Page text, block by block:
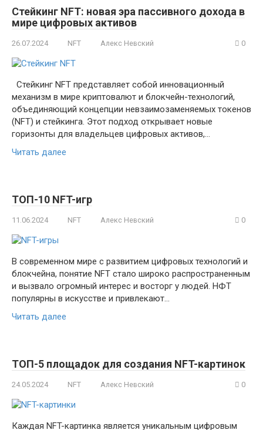
Стейкинг NFT: новая эра пассивного дохода в
мире цифровых активов
26.07.2024 NFT Алекс Невский 0
Стейкинг NFT представляет собой инновационный
механизм в мире криптовалют и блокчейн-технологий,
объединяющий концепции невзаимозаменяемых токенов
(NFT) и стейкинга. Этот подход открывает новые
горизонты для владельцев цифровых активов,…
Читать далее
ТОП-10 NFT-игр
11.06.2024 NFT Алекс Невский 0
В современном мире с развитием цифровых технологий и
блокчейна, понятие NFT стало широко распространенным
и вызвало огромный интерес и восторг у людей. НФТ
популярны в искусстве и привлекают…
Читать далее
ТОП-5 площадок для создания NFT-картинок
24.05.2024 NFT Алекс Невский 0
Каждая NFT-картинка является уникальным цифровым